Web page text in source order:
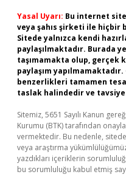
Yasal Uyarı: Bu internet
veya şahıs şirketi ile hiçbir
Sitede yalnızca kendi
paylaşılmaktadır. Burada
taşımamakta olup, gerçek
paylaşım
benzerlikleri tamamen
taslak halindedir ve
Sitemiz, 5651 Sayılı Kanun
Kurumu (BTK) tarafından
vermektedir. Bu nedenle,
veya araştırma
yazdıkları içeriklerin
bu sorumluluğu kabul etmiş